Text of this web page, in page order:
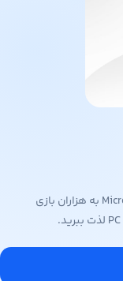
با گیفت کارت Xbox Gamاسپانیا Pass و Microsoft Store به هزاران بازی